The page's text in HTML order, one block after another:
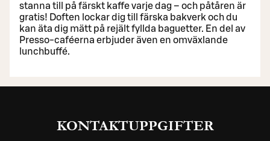
stanna till på färskt kaffe varje dag – och påtåren är
gratis! Doften lockar dig till färska bakverk och du
kan äta dig mätt på rejält fyllda baguetter. En del av
Presso-caféerna erbjuder även en omväxlande
lunchbuffé.
KONTAKTUPPGIFTER